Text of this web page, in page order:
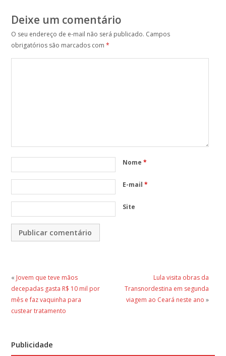
Deixe um comentário
O seu endereço de e-mail não será publicado. Campos
obrigatórios são marcados com *
Nome *
E-mail *
Site
« Jovem que teve mãos
decepadas gasta R$ 10 mil por
mês e faz vaquinha para
custear tratamento
Lula visita obras da
Transnordestina em segunda
viagem ao Ceará neste ano »
Publicidade